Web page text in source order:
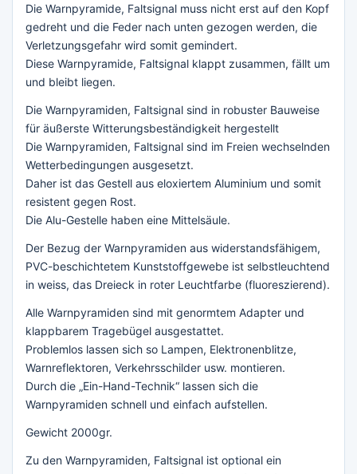
Die Warnpyramide, Faltsignal muss nicht erst auf den Kopf
gedreht und die Feder nach unten gezogen werden, die
Verletzungsgefahr wird somit gemindert.
Diese Warnpyramide, Faltsignal klappt zusammen, fällt um
und bleibt liegen.
Die Warnpyramiden, Faltsignal sind in robuster Bauweise
für äußerste Witterungsbeständigkeit hergestellt
Die Warnpyramiden, Faltsignal sind im Freien wechselnden
Wetterbedingungen ausgesetzt.
Daher ist das Gestell aus eloxiertem Aluminium und somit
resistent gegen Rost.
Die Alu-Gestelle haben eine Mittelsäule.
Der Bezug der Warnpyramiden aus widerstandsfähigem,
PVC-beschichtetem Kunststoffgewebe ist selbstleuchtend
in weiss, das Dreieck in roter Leuchtfarbe (fluoreszierend).
Alle Warnpyramiden sind mit genormtem Adapter und
klappbarem Tragebügel ausgestattet.
Problemlos lassen sich so Lampen, Elektronenblitze,
Warnreflektoren, Verkehrsschilder usw. montieren.
Durch die „Ein-Hand-Technik“ lassen sich die
Warnpyramiden schnell und einfach aufstellen.
Gewicht 2000gr.
Zu den Warnpyramiden, Faltsignal ist optional ein